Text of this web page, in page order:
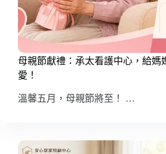
母親節獻禮：承太看護中心，給媽
愛！
溫馨五月，母親節將至！ …